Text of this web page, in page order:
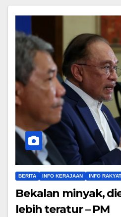
BERITA INFO KERAJAAN INFO RAKYAT
Bekalan minyak,
lebih teratur – PM